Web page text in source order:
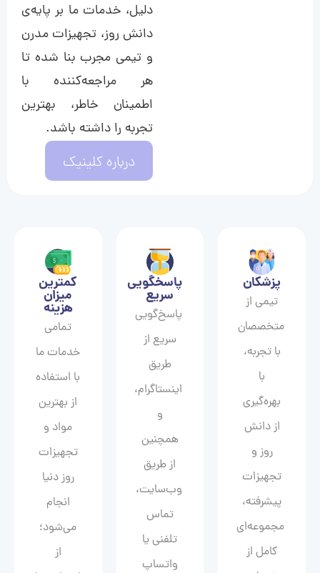
دلیل، خدمات ما بر پایه‌ی
دانش روز، تجهیزات مدرن
و تیمی مجرب بنا شده تا
هر مراجعه‌کننده با
اطمینان خاطر، بهترین
تجربه را داشته باشد.
درباره کلینیک
پزشکان
تیمی از
متخصصان
با تجربه،
با
بهره‌گیری
از دانش
روز و
تجهیزات
پیشرفته،
مجموعه‌ای
کامل از
پاسخگویی
سریع
پاسخ‌گویی
سریع از
طریق
اینستاگرام،
و
همچنین
از طریق
وب‌سایت،
تماس
تلفنی یا
واتساپ
کمترین
میزان
هزینه
تمامی
خدمات ما
با استفاده
از بهترین
مواد و
تجهیزات
روز دنیا
انجام
می‌شود؛
از